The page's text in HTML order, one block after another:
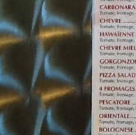
Télécharger